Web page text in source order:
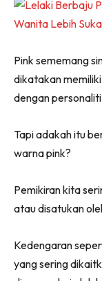
Pink sememang
dikatakan
dengan
Tapi adakah itu
warna pink?
Pemikiran kita
atau disatukan
Kedengaran
yang sering